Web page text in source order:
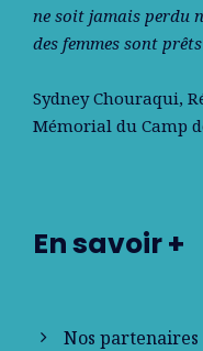
ne soit jamais perdu
des femmes sont
Sydney Chouraqui,
Mémorial du Camp
En savoir +
Nos partenaires